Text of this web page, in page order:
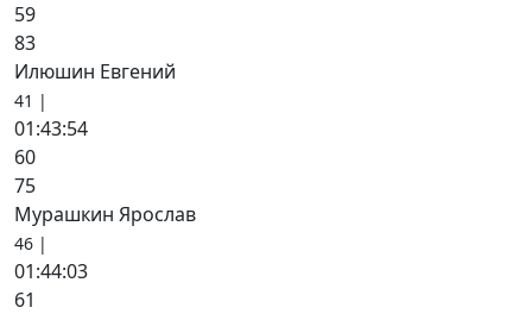
59
83
Илюшин Евгений
41 |
01:43:54
60
75
Мурашкин Ярослав
46 |
01:44:03
61